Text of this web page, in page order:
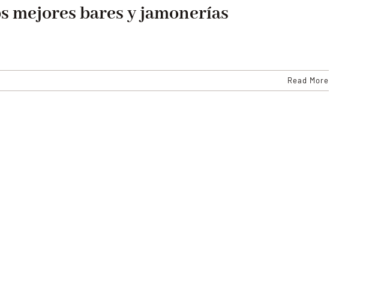
mejores bares y jamonerías
Read More